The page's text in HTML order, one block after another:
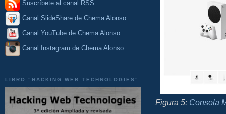
Suscríbete al canal RSS
Canal SlideShare de Chema Alonso
Canal YouTube de Chema Alonso
Canal Instagram de Chema Alonso
LIBRO "HACKING WEB TECHNOLOGIES"
Figura 5: Consola